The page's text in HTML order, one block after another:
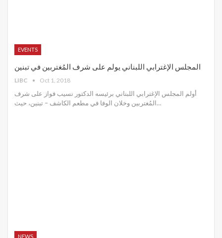
EVENTS
المجلس الإغترابي اللبناني يولم على شرف المُغتربين في تبنين
LIBC Oct 1, 2018
أولم المجلس الإغترابي اللبناني برئيسه الدكتور نسيب فواز على شرف
المُغتربين وخلان الوفا في مطعم الكاشف – تبنين، حيث…
NEWS